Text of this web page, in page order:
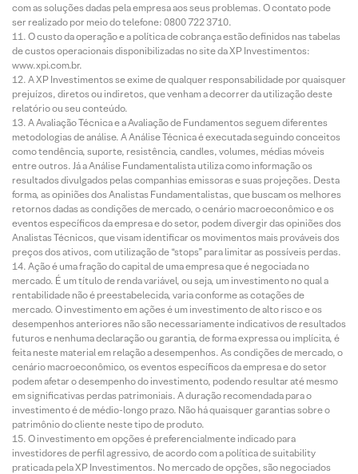
com as soluções dadas pela empresa aos seus problemas. O contato pode
ser realizado por meio do telefone: 0800 722 3710.
O custo da operação e a política de cobrança estão definidos nas tabelas
de custos operacionais disponibilizadas no site da XP Investimentos:
www.xpi.com.br.
A XP Investimentos se exime de qualquer responsabilidade por quaisquer
prejuízos, diretos ou indiretos, que venham a decorrer da utilização deste
relatório ou seu conteúdo.
A Avaliação Técnica e a Avaliação de Fundamentos seguem diferentes
metodologias de análise. A Análise Técnica é executada seguindo conceitos
como tendência, suporte, resistência, candles, volumes, médias móveis
entre outros. Já a Análise Fundamentalista utiliza como informação os
resultados divulgados pelas companhias emissoras e suas projeções. Desta
forma, as opiniões dos Analistas Fundamentalistas, que buscam os melhores
retornos dadas as condições de mercado, o cenário macroeconômico e os
eventos específicos da empresa e do setor, podem divergir das opiniões dos
Analistas Técnicos, que visam identificar os movimentos mais prováveis dos
preços dos ativos, com utilização de “stops” para limitar as possíveis perdas.
Ação é uma fração do capital de uma empresa que é negociada no
mercado. É um título de renda variável, ou seja, um investimento no qual a
rentabilidade não é preestabelecida, varia conforme as cotações de
mercado. O investimento em ações é um investimento de alto risco e os
desempenhos anteriores não são necessariamente indicativos de resultados
futuros e nenhuma declaração ou garantia, de forma expressa ou implícita, é
feita neste material em relação a desempenhos. As condições de mercado, o
cenário macroeconômico, os eventos específicos da empresa e do setor
podem afetar o desempenho do investimento, podendo resultar até mesmo
em significativas perdas patrimoniais. A duração recomendada para o
investimento é de médio-longo prazo. Não há quaisquer garantias sobre o
patrimônio do cliente neste tipo de produto.
O investimento em opções é preferencialmente indicado para
investidores de perfil agressivo, de acordo com a política de suitability
praticada pela XP Investimentos. No mercado de opções, são negociados